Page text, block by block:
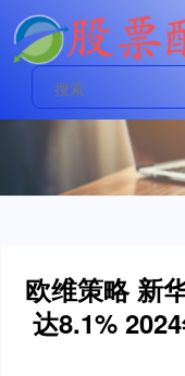
欧维策略 新
达8.1%